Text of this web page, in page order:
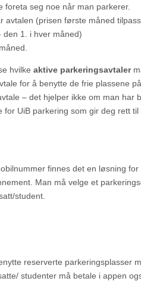
foreta seg noe når man parkerer.
(prisen første måned
den 1. i hver måned)
hvilke aktive parkeringsavtaler
for å benytte de frie plassene på
– det hjelper ikke om man har
UiB parkering som gir deg rett
finnes det en løsning
Man må velge et
student.
reserverte parkeringsplasser
studenter må betale i appen